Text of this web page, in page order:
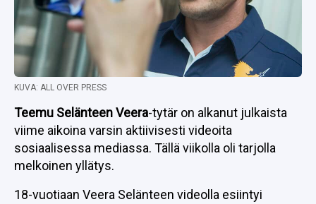
KUVA: ALL OVER PRESS
Teemu SelänteenVeera-tytär on alkanut julkaista
viime aikoina varsin aktiivisesti videoita
sosiaalisessa mediassa. Tällä viikolla oli tarjolla
melkoinen yllätys.
18-vuotiaan Veera Selänteen videolla esiintyi